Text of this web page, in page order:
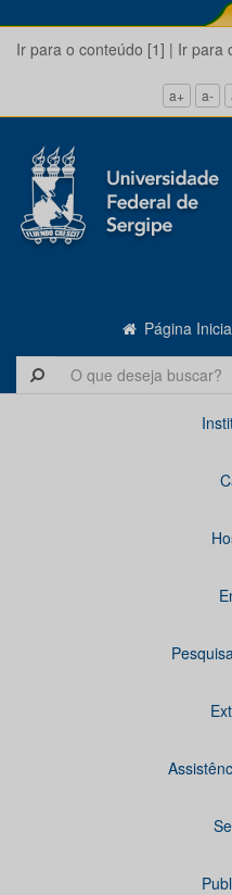
Ir para o conteúdo [1] | Ir para
a+ a-
Página